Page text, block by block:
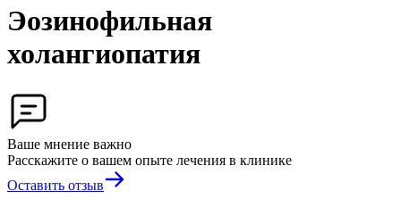
Эозинофильная
холангиопатия
Ваше мнение важно
Расскажите о вашем опыте лечения в клинике
Оставить отзыв